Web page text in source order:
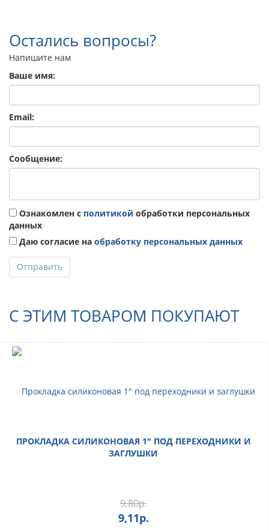
Остались вопросы?
Напишите нам
Ваше имя:
Email:
Сообщение:
Ознакомлен с политикой обработки персональных
данных
Даю согласие на обработку персональных данных
Отправить
С ЭТИМ ТОВАРОМ ПОКУПАЮТ
ПРОКЛАДКА СИЛИКОНОВАЯ 1" ПОД ПЕРЕХОДНИКИ И
ЗАГЛУШКИ
9,80р.
9,11р.